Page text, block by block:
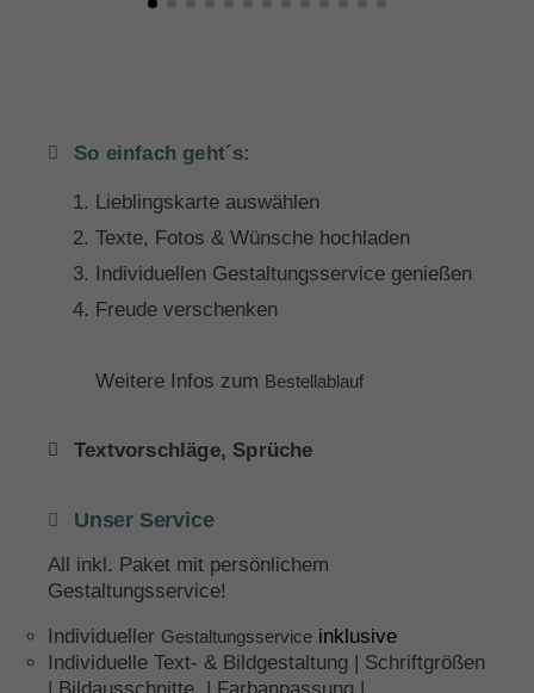
So einfach geht´s:
Lieblingskarte auswählen
Texte, Fotos & Wünsche hochladen
Individuellen Gestaltungsservice genießen
Freude verschenken
Weitere Infos zum Bestellablauf
Textvorschläge, Sprüche
Unser Service
All inkl. Paket mit persönlichem
Gestaltungsservice!
Individueller Gestaltungsservice inklusive
Individuelle Text- & Bildgestaltung | Schriftgrößen